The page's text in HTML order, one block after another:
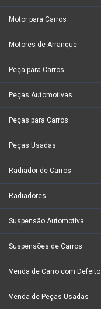
Motor para Carros
Motores de Arranque
Peça para Carros
Peças Automotivas
Peças para Carros
Peças Usadas
Radiador de Carros
Radiadores
Suspensão Automotiva
Suspensões de Carros
Venda de Carro com Defeito
Venda de Peças Usadas